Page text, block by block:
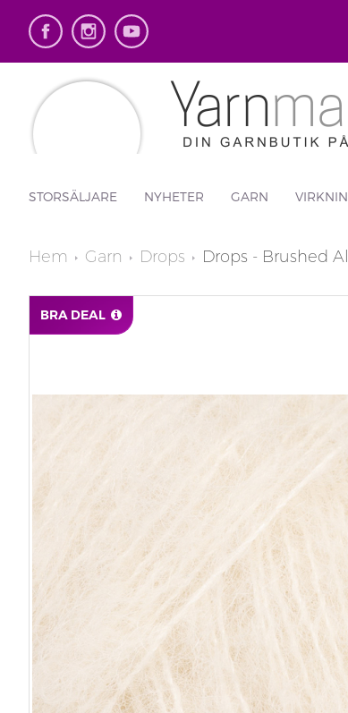
STORSÄLJARE NYHETER GARN
Hem Garn Drops Drops - Brushed
BRA DEAL